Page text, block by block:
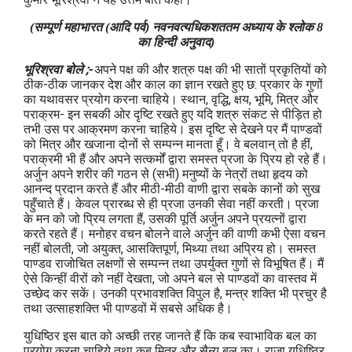
(सम्पूर्ण महाभारत (आदि पर्व) नवनवत्‍यधिकशततम अध्‍याय के श्लोक 8
का हिन्दी अनुवाद)
भूरिश्रवा बोले ;-अपने पक्ष की और शत्रु पक्ष की भी सातों प्रकृतियों को
ठीक-ठीक जानकर देश और काल का ज्ञान रखते हुए छ: प्रकार के गुणों
का यथावसर प्रयोग करना चाहिये। स्‍थान, वृद्धि, क्षय, भूमि, मित्र और
पराक्रम- इन सबकी ओर दृष्टि रखते हुए यदि शत्रु संकट से पीड़ित हो
तभी उस पर आक्रमण करना चाहिये। इस दृष्टि से देखने पर मैं पाण्‍डवों
को मित्र और खजाना दोनों से सम्‍पन्‍न मानता हूँ। वे बलवान् तो है हीं,
पराक्रमी भी हैं और अपने सत्‍कर्मों द्वारा समस्‍त प्रजा के प्रिय हो रहे हैं।
अर्जुन अपने शरीर की गठन से (सभी) मनुष्‍यों के नेत्रों तथा हृदय को
आनन्‍द प्रदान करते हैं और मीठी-मीठी वाणी द्वारा सबके कानों को सुख
पहुँचाते हैं। केवल प्रारब्‍ध से ही प्रजा उनकी सेवा नहीं करती। प्रजा
के मन को जो प्रिय लगता हैं, उसकी पूर्ति अर्जुन अपने प्रयत्‍नों द्वारा
करते रहते हैं। मनोहर वचन बोलने वाले अर्जुन की वाणी कभी ऐसा वचन
नहीं बोलती, जो अयुक्‍त, आसक्तिपूर्ण, मिथ्‍या तथा अप्रिय हो। समस्‍त
पाण्‍डव राजोचित लक्षणों से सम्‍पन्‍न तथा उपर्युक्‍त गुणों से विभूषित हैं। मैं
ऐसे किन्‍हीं वीरों को नहीं देखता, जो अपने बल से पाण्‍डवों का वास्‍तव में
उच्‍छेद कर सकें। उनकी प्रभावशक्ति विपुल है, मन्‍त्र शक्ति भी प्रचुर है
तथा उत्‍साहशक्ति भी पाण्‍डवों में सबसे अधिक है।
युधिष्ठिर इस बात को अच्‍छी तरह जानते हैं कि कब स्‍वाभाविक बल का